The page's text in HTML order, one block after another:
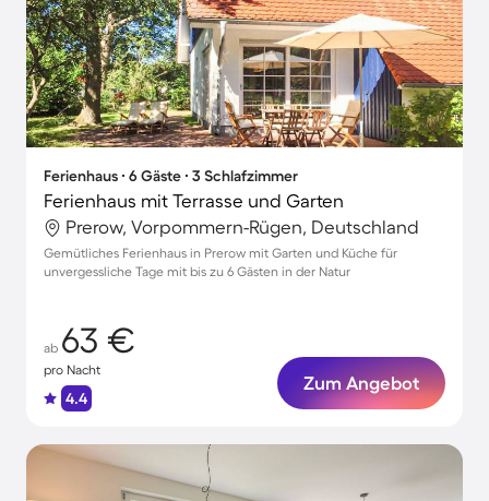
Ferienhaus ∙ 6 Gäste ∙ 3 Schlafzimmer
Ferienhaus mit Terrasse und Garten
Prerow, Vorpommern-Rügen, Deutschland
Gemütliches Ferienhaus in Prerow mit Garten und Küche für
unvergessliche Tage mit bis zu 6 Gästen in der Natur
ab 63 €
pro Nacht
4.4
Zum Angebot